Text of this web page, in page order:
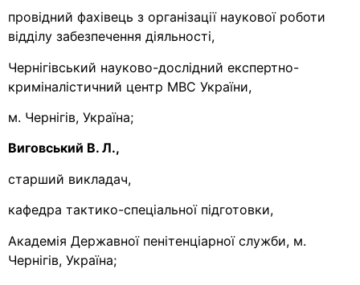
провідний фахівець з організації наукової роботи
відділу забезпечення діяльності,
Чернігівський науково-дослідний експертно-
криміналістичний центр МВС України,
м. Чернігів, Україна;
Виговський В. Л.,
старший викладач,
кафедра тактико-спеціальної підготовки,
Академія Державної пенітенціарної служби, м.
Чернігів, Україна;